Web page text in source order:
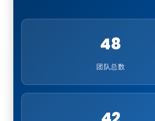
48
团队总数